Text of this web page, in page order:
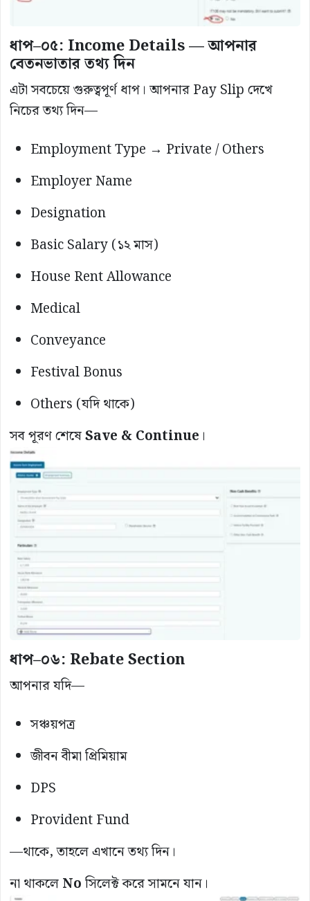
ধাপ–০৫: Income Details — আপনার
বেতনভাতার তথ্য দিন
এটা সবচেয়ে গুরুত্বপূর্ণ ধাপ। আপনার Pay Slip দেখে
নিচের তথ্য দিন—
Employment Type → Private / Others
Employer Name
Designation
Basic Salary (১২ মাস)
House Rent Allowance
Medical
Conveyance
Festival Bonus
Others (যদি থাকে)
সব পূরণ শেষেSave & Continue ।
ধাপ–০৬: Rebate Section
আপনার যদি—
সঞ্চয়পত্র
জীবন বীমা প্রিমিয়াম
DPS
Provident Fund
—থাকে, তাহলে এখানে তথ্য দিন।
না থাকলেNoসিলেক্ট করে সামনে যান।